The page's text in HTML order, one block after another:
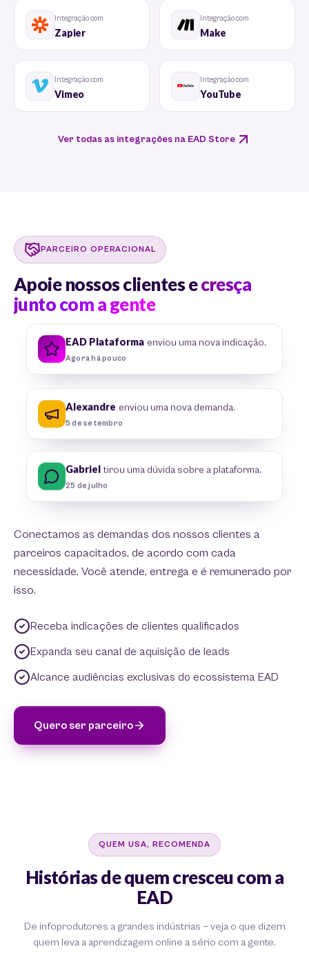
Integração com
Zapier
Integração com
Make
Integração com
Vimeo
Integração com
YouTube
Ver todas as integrações na EAD Store
PARCEIRO OPERACIONAL
Apoie nossos clientes ecresça
junto com a gente
Conectamos as demandas dos nossos clientes a
parceiros capacitados, de acordo com cada
necessidade. Você atende, entrega e é remunerado por
isso.
Receba indicações de clientes qualificados
Expanda seu canal de aquisição de leads
Alcance audiências exclusivas do ecossistema EAD
Quero ser parceiro
EAD Plataforma enviou uma nova indicação.
Agora há pouco
Alexandre enviou uma nova demanda.
5 de setembro
Gabriel tirou uma dúvida sobre a plataforma.
25 de julho
QUEM USA, RECOMENDA
Histórias de quem cresceu com a
EAD
De infoprodutores a grandes indústrias — veja o que dizem
quem leva a aprendizagem online a sério com a gente.